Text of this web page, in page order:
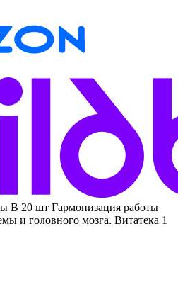
В 20 шт Гармонизация работы
и головного мозга. Витатека 1